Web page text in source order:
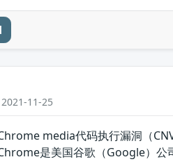
11-25
media代码执行漏洞（
是美国谷歌（Google）公